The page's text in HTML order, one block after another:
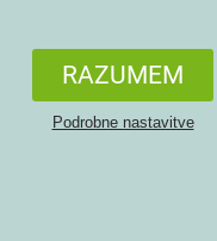
RAZUMEM
Podrobne nastavitve